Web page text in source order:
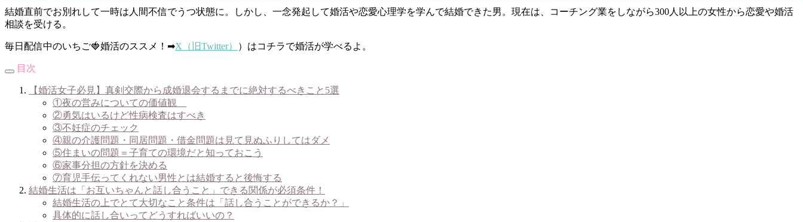
結婚直前でお別れして一時は人間不信でうつ状態に。しかし、一念発起して婚活や恋愛心理学を学んで結婚できた男。現在は、コーチング業をしながら300人以上の女性から恋愛や婚活
相談を受ける。
毎日配信中のいちご🍓婚活のススメ！➡X（旧Twitter） ）はコチラで婚活が学べるよ。
目次
【婚活女子必見】真剣交際から成婚退会するまでに絶対するべきこと5選
①夜の営みについての価値観
②勇気はいるけど性病検査はすべき
③不妊症のチェック
④親の介護問題・同居問題・借金問題は見て見ぬふりしてはダメ
⑤住まいの問題＝子育ての環境だと知っておこう
⑥家事分担の方針を決める
⑦育児手伝ってくれない男性とは結婚すると後悔する
結婚生活は「お互いちゃんと話し合うこと」できる関係が必須条件！
結婚生活の上でとて大切なこと条件は「話し合うことができるか？」
具体的に話し合いってどうすればいいの？